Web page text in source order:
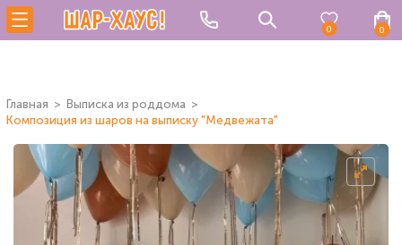
0 0
Главная
Выписка из роддома
Композиция из шаров на выписку "Медвежата"